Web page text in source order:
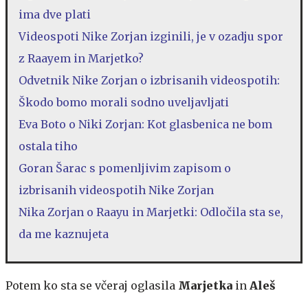
ima dve plati
Videospoti Nike Zorjan izginili, je v ozadju spor
z Raayem in Marjetko?
Odvetnik Nike Zorjan o izbrisanih videospotih:
Škodo bomo morali sodno uveljavljati
Eva Boto o Niki Zorjan: Kot glasbenica ne bom
ostala tiho
Goran Šarac s pomenljivim zapisom o
izbrisanih videospotih Nike Zorjan
Nika Zorjan o Raayu in Marjetki: Odločila sta se,
da me kaznujeta
Potem ko sta se včeraj oglasila Marjetka in Aleš